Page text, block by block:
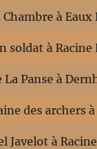
Chambre à
soldat à Racine
La Panse à
des archers
Javelot à